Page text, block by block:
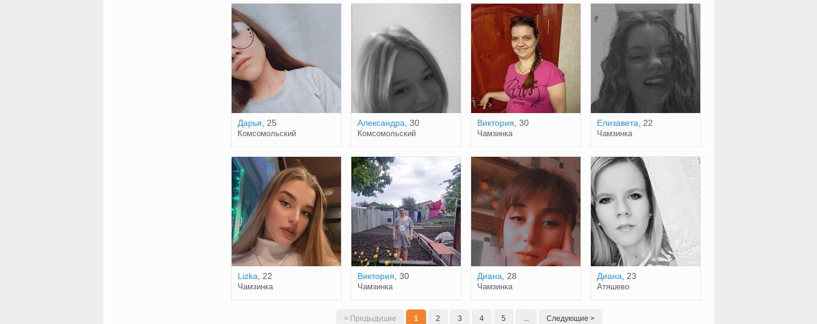
Дарья , 25
Комсомольский
Александра , 30
Комсомольский
Виктория , 30
Чамзинка
Елизавета , 22
Чамзинка
Lizka , 22
Чамзинка
Виктория , 30
Чамзинка
Диана , 28
Чамзинка
Диана , 23
Атяшево
< Предыдущие 1 2 3 4 5 ... Следующие >